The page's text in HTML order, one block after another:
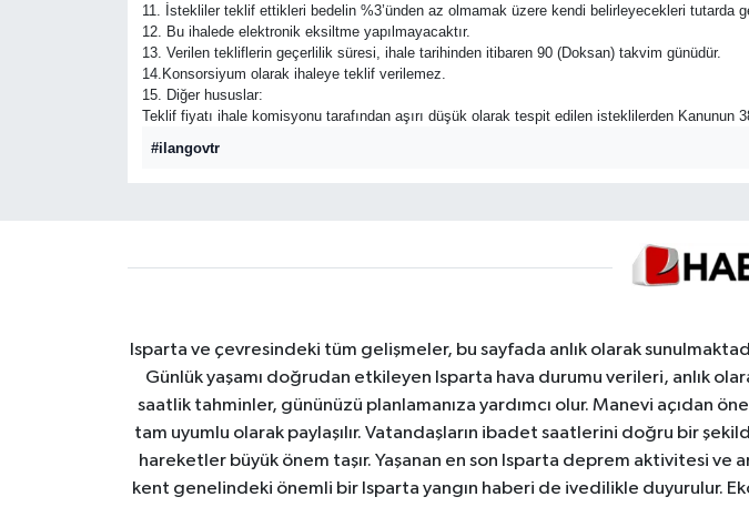
11. İstekliler teklif ettikleri bedelin %3’ünden az olmamak üzere kendi belirleyecekleri tutarda
12. Bu ihalede elektronik eksiltme yapılmayacaktır.
13. Verilen tekliflerin geçerlilik süresi, ihale tarihinden itibaren 90 (Doksan) takvim günüdür.
14.Konsorsiyum olarak ihaleye teklif verilemez.
15. Diğer hususlar:
Teklif fiyatı ihale komisyonu tarafından aşırı düşük olarak tespit edilen isteklilerden Kanunun
#ilangovtr
Isparta ve çevresindeki tüm gelişmeler, bu sayfada anlık olarak
Günlük yaşamı doğrudan etkileyen Isparta hava durumu verileri, anlık
saatlik tahminler, gününüzü planlamanıza yardımcı olur. Manevi açıdan
tam uyumlu olarak paylaşılır. Vatandaşların ibadet saatlerini doğru bir
hareketler büyük önem taşır. Yaşanan en son Isparta deprem aktivitesi ve
kent genelindeki önemli bir Isparta yangın haberi de ivedilikle duyurulur.